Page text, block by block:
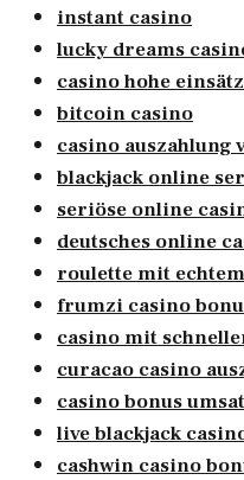
instant casino
lucky dreams
casino hohe
bitcoin casino
casino auszahlung
blackjack online
seriöse online
deutsches online
roulette mit
frumzi casino
casino mit
curacao casino
casino bonus
live blackjack
cashwin casino